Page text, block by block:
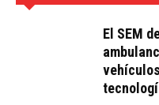
El SEM